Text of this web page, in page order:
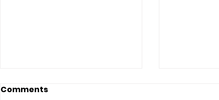
Comments